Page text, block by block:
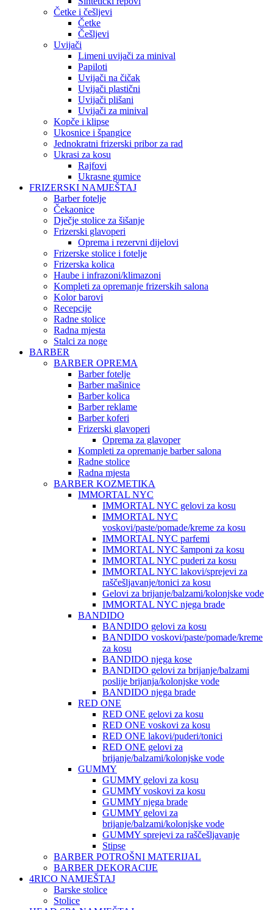
Četke i češljevi
Četke
Češljevi
Uvijači
Limeni uvijači za minival
Papiloti
Uvijači na čičak
Uvijači plastični
Uvijači plišani
Uvijači za minival
Kopče i klipse
Ukosnice i špangice
Jednokratni frizerski pribor za rad
Ukrasi za kosu
Rajfovi
Ukrasne gumice
FRIZERSKI NAMJEŠTAJ
Barber fotelje
Čekaonice
Dječje stolice za šišanje
Frizerski glavoperi
Oprema i rezervni dijelovi
Frizerske stolice i fotelje
Frizerska kolica
Haube i infrazoni/klimazoni
Kompleti za opremanje frizerskih salona
Kolor barovi
Recepcije
Radne stolice
Radna mjesta
Stalci za noge
BARBER
BARBER OPREMA
Barber fotelje
Barber mašinice
Barber kolica
Barber reklame
Barber koferi
Frizerski glavoperi
Oprema za glavoper
Kompleti za opremanje barber salona
Radne stolice
Radna mjesta
BARBER KOZMETIKA
IMMORTAL NYC
IMMORTAL NYC gelovi za kosu
IMMORTAL NYC
voskovi/paste/pomade/kreme za kosu
IMMORTAL NYC parfemi
IMMORTAL NYC šamponi za kosu
IMMORTAL NYC puderi za kosu
IMMORTAL NYC lakovi/sprejevi za
raščešljavanje/tonici za kosu
Gelovi za brijanje/balzami/kolonjske vode
IMMORTAL NYC njega brade
BANDIDO
BANDIDO gelovi za kosu
BANDIDO voskovi/paste/pomade/kreme
za kosu
BANDIDO njega kose
BANDIDO gelovi za brijanje/balzami
poslije brijanja/kolonjske vode
BANDIDO njega brade
RED ONE
RED ONE gelovi za kosu
RED ONE voskovi za kosu
RED ONE lakovi/puderi/tonici
RED ONE gelovi za
brijanje/balzami/kolonjske vode
GUMMY
GUMMY gelovi za kosu
GUMMY voskovi za kosu
GUMMY njega brade
GUMMY gelovi za
brijanje/balzami/kolonjske vode
GUMMY sprejevi za raščešljavanje
Stipse
BARBER POTROŠNI MATERIJAL
BARBER DEKORACIJE
4RICO NAMJEŠTAJ
Barske stolice
Stolice